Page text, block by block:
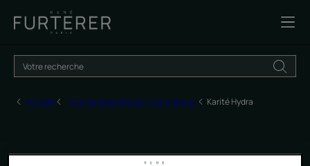
Accueil Tous les produits pour vos cheveux Karité Hydra